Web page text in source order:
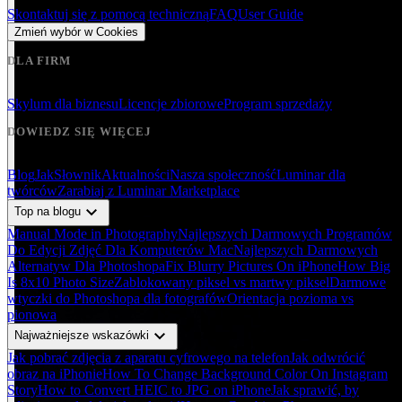
Skontaktuj się z pomocą technicznąFAQUser Guide
Zmień wybór w Cookies
DLA FIRM
Skylum dla biznesuLicencje zbioroweProgram sprzedaży
DOWIEDZ SIĘ WIĘCEJ
BlogJakSłownikAktualnościNasza społecznośćLuminar dla
twórcówZarabiaj z Luminar Marketplace
Top na blogu expand_more
Manual Mode in PhotographyNajlepszych Darmowych Programów
Do Edycji Zdjęć Dla Komputerów MacNajlepszych Darmowych
Alternatyw Dla PhotoshopaFix Blurry Pictures On iPhoneHow Big
Is 8x10 Photo SizeZablokowany piksel vs martwy pikselDarmowe
wtyczki do Photoshopa dla fotografówOrientacja pozioma vs
pionowa
Najważniejsze wskazówki expand_more
Jak pobrać zdjęcia z aparatu cyfrowego na telefonJak odwrócić
obraz na iPhonieHow To Change Background Color On Instagram
StoryHow to Convert HEIC to JPG on iPhoneJak sprawić, by